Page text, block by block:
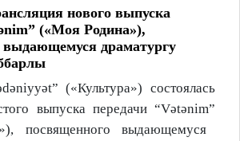
нового выпуска
(«Моя Родина»),
выдающемуся драматургу
(«Культура») состоялась
выпуска передачи “Vətənim”
посвященного выдающемуся